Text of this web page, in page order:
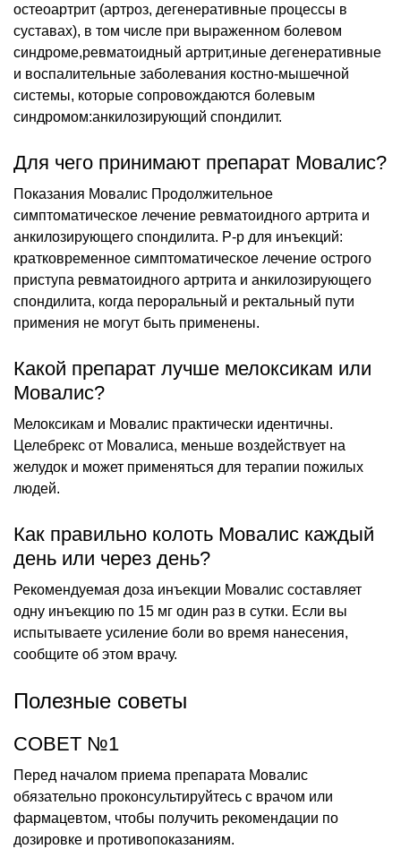
остеоартрит (артроз, дегенеративные процессы в
суставах), в том числе при выраженном болевом
синдроме,ревматоидный артрит,иные дегенеративные
и воспалительные заболевания костно-мышечной
системы, которые сопровождаются болевым
синдромом:анкилозирующий спондилит.
Для чего принимают препарат Мовалис?
Показания Мовалис Продолжительное
симптоматическое лечение ревматоидного артрита и
анкилозирующего спондилита. Р-р для инъекций:
кратковременное симптоматическое лечение острого
приступа ревматоидного артрита и анкилозирующего
спондилита, когда пероральный и ректальный пути
примения не могут быть применены.
Какой препарат лучше мелоксикам или
Мовалис?
Мелоксикам и Мовалис практически идентичны.
Целебрекс от Мовалиса, меньше воздействует на
желудок и может применяться для терапии пожилых
людей.
Как правильно колоть Мовалис каждый
день или через день?
Рекомендуемая доза инъекции Мовалис составляет
одну инъекцию по 15 мг один раз в сутки. Если вы
испытываете усиление боли во время нанесения,
сообщите об этом врачу.
Полезные советы
СОВЕТ №1
Перед началом приема препарата Мовалис
обязательно проконсультируйтесь с врачом или
фармацевтом, чтобы получить рекомендации по
дозировке и противопоказаниям.